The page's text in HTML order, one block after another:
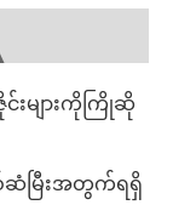
င်းများကိုကြိုဆို
စ်ဆံမြီးအတွက်ရရှိ